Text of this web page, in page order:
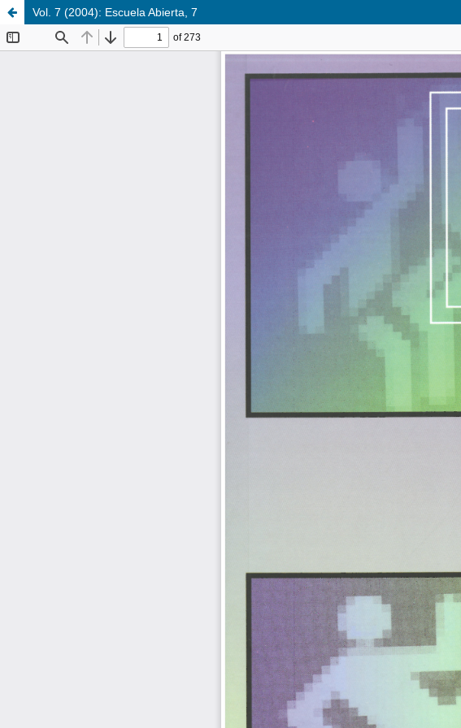
Vol. 7 (2004): Escuela Abierta, 7